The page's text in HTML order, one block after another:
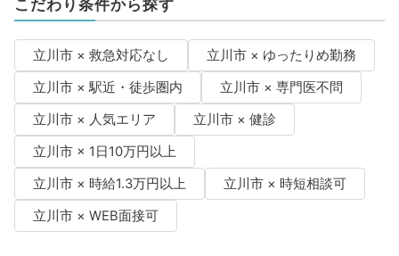
こだわり条件から探す
立川市 × 救急対応なし
立川市 × ゆったりめ勤務
立川市 × 駅近・徒歩圏内
立川市 × 専門医不問
立川市 × 人気エリア
立川市 × 健診
立川市 × 1日10万円以上
立川市 × 時給1.3万円以上
立川市 × 時短相談可
立川市 × WEB面接可